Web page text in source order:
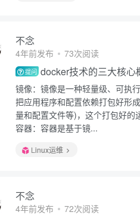
不念
4年前发布 73次阅读
提问 docker技术的三大核心
镜像：镜像是一种轻量级、可执
把应用程序和配置依赖打包好形
量和配置文件等)，这个打包好的
容器：容器是基于镜...
Linux运维
不念
4年前发布 72次阅读